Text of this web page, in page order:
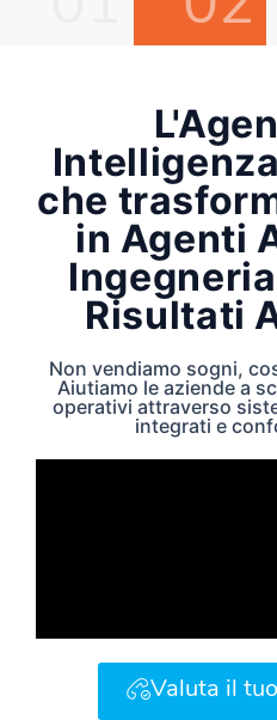
che
in Agenti
Risultati
Non vendiamo sogni,
Aiutiamo le aziende a
operativi attraverso
integrati e
Valuta il